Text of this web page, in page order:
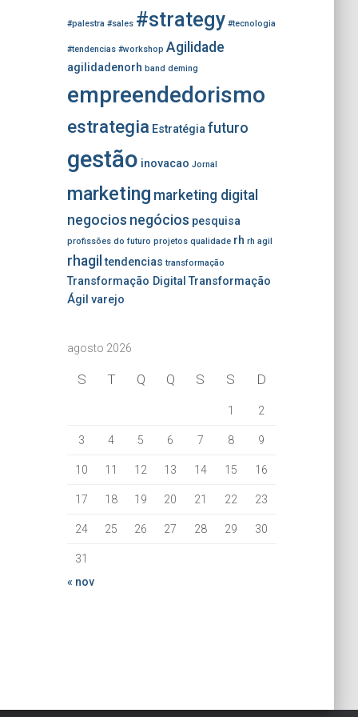
#palestra #sales #strategy #tecnologia
#tendencias #workshop Agilidade
agilidadenorh band deming
empreendedorismo
estrategia Estratégia futuro
gestão inovacao Jornal
marketing marketing digital
negocios negócios pesquisa
profissões do futuro projetos qualidade rh rh agil
rhagil tendencias transformação
Transformação Digital Transformação
Ágil varejo
agosto 2026
S T Q Q S S D
1 2
3 4 5 6 7 8 9
10 11 12 13 14 15 16
17 18 19 20 21 22 23
24 25 26 27 28 29 30
31
« nov